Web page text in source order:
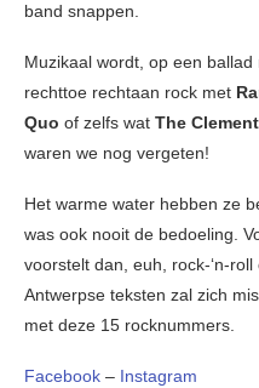
band snappen.
Muzikaal wordt, op een
rechttoe rechtaan rock met
Quo of zelfs wat The
waren we nog vergeten!
Het warme water hebben ze
was ook nooit de bedoeling.
voorstelt dan, euh, rock-‘n-
Antwerpse teksten zal zich
met deze 15 rocknummers.
Facebook – Instagram